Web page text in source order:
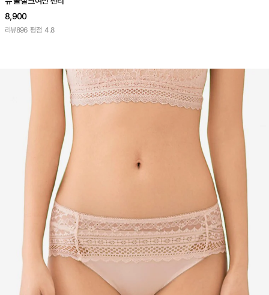
8,900
리뷰896 평점 4.8